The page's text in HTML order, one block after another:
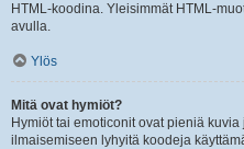
HTML-koodina. Yleisimmät HTML-
avulla.
Ylös
Mitä ovat hymiöt?
Hymiöt tai emoticonit ovat pieniä
ilmaisemiseen lyhyitä koodeja